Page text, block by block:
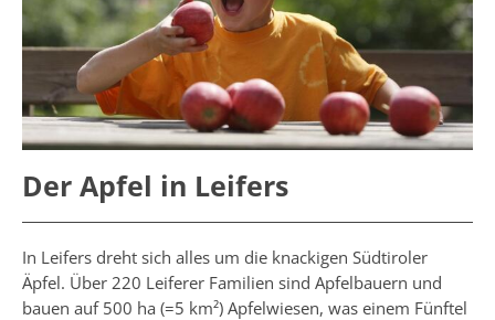
Der Apfel in Leifers
In Leifers dreht sich alles um die knackigen Südtiroler
Äpfel. Über 220 Leiferer Familien sind Apfelbauern und
bauen auf 500 ha (=5 km²) Apfelwiesen, was einem Fünftel